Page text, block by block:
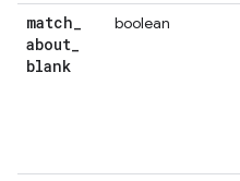
match_
about_
blank
boolean